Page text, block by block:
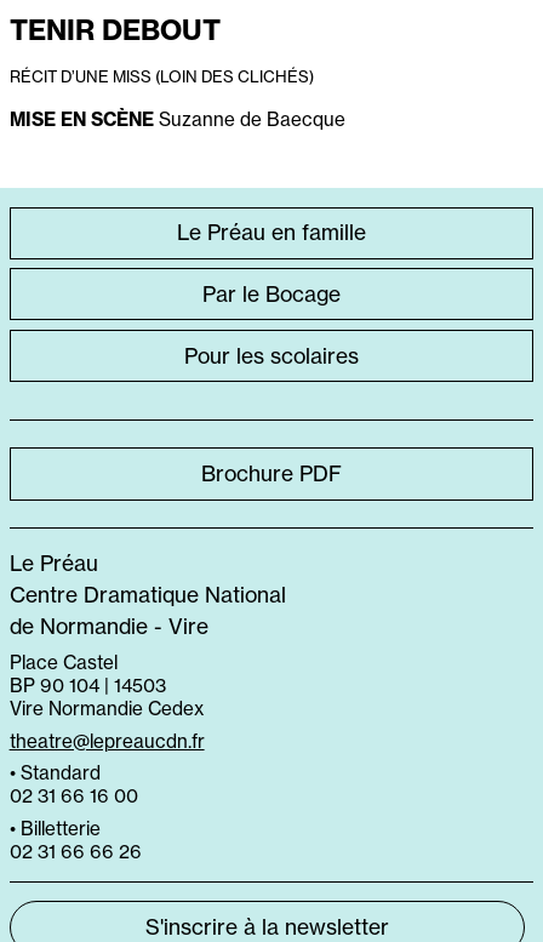
TENIR DEBOUT
RÉCIT D’UNE MISS (LOIN DES CLICHÉS)
MISE EN SCÈNE Suzanne de Baecque
DIRECT
Le Préau en famille
Par le Bocage
Pour les scolaires
Brochure PDF
Le Préau
Centre Dramatique National
de Normandie - Vire
Place Castel
BP 90 104 | 14503
Vire Normandie Cedex
theatre@lepreaucdn.fr
• Standard
02 31 66 16 00
• Billetterie
02 31 66 66 26
S'inscrire à la newsletter